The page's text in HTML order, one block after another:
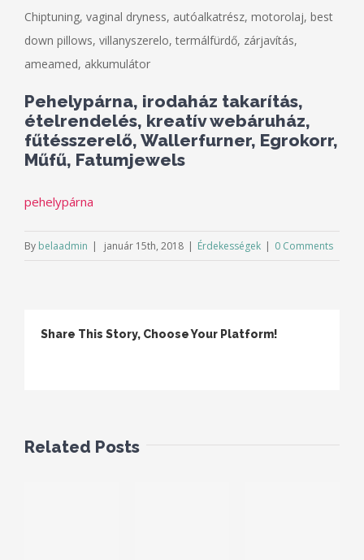
Chiptuning, vaginal dryness, autóalkatrész, motorolaj, best
down pillows, villanyszerelo, termálfürdő, zárjavítás,
ameamed, akkumulátor
Pehelypárna, irodaház takarítás,
ételrendelés, kreatív webáruház,
fűtésszerelő, Wallerfurner, Egrokorr,
Műfű, Fatumjewels
pehelypárna
By belaadmin | január 15th, 2018 | Érdekességek | 0 Comments
Share This Story, Choose Your Platform!
Related Posts